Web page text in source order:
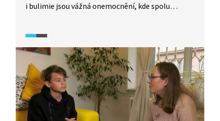
i bulimie jsou vážná onemocnění, kde spolu
onemocnění přinášejí? Nahlédneme do života
několika žen, které si s úzkostmi a strachem
z jídla prožily své.